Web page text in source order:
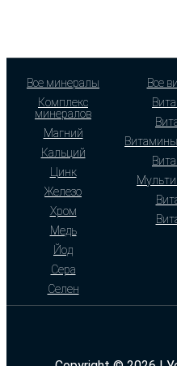
Все минералы
Комплекс
минералов
Магний
Кальций
Цинк
Железо
Хром
Медь
Йод
Сера
Селен
Все